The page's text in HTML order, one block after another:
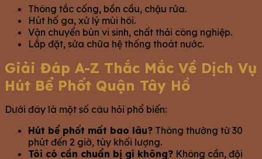
Thông tắc cống, bồn cầu, chậu rửa.
Hút hố ga, xử lý mùi hôi.
Vận chuyển bùn vi sinh, chất thải công nghiệp.
Lắp đặt, sửa chữa hệ thống thoát nước.
Giải Đáp A-Z Thắc Mắc Về Dịch Vụ
Hút Bể Phốt Quận Tây Hồ
Dưới đây là một số câu hỏi phổ biến:
Hút bể phốt mất bao lâu? Thông thường từ 30
phút đến 2 giờ, tùy khối lượng.
Tôi có cần chuẩn bị gì không? Không cần, đội